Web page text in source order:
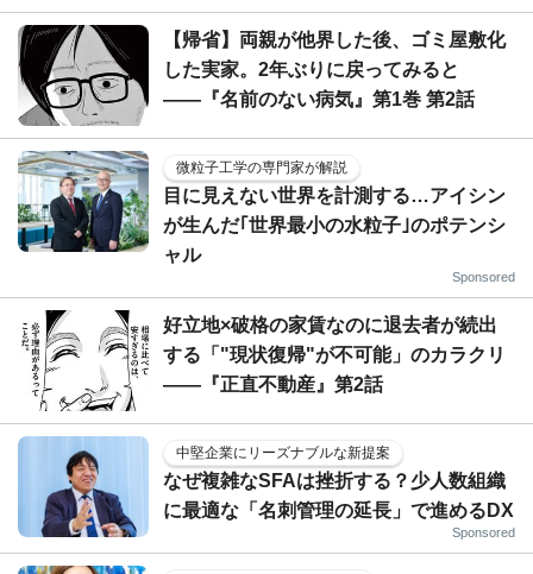
【帰省】両親が他界した後、ゴミ屋敷化
した実家。2年ぶりに戻ってみると
――『名前のない病気』第1巻 第2話
微粒子工学の専門家が解説
目に見えない世界を計測する…アイシン
が生んだ｢世界最小の水粒子｣のポテンシ
ャル
Sponsored
好立地×破格の家賃なのに退去者が続出
する「"現状復帰"が不可能」のカラクリ
――『正直不動産』第2話
中堅企業にリーズナブルな新提案
なぜ複雑なSFAは挫折する？少人数組織
に最適な「名刺管理の延長」で進めるDX
Sponsored